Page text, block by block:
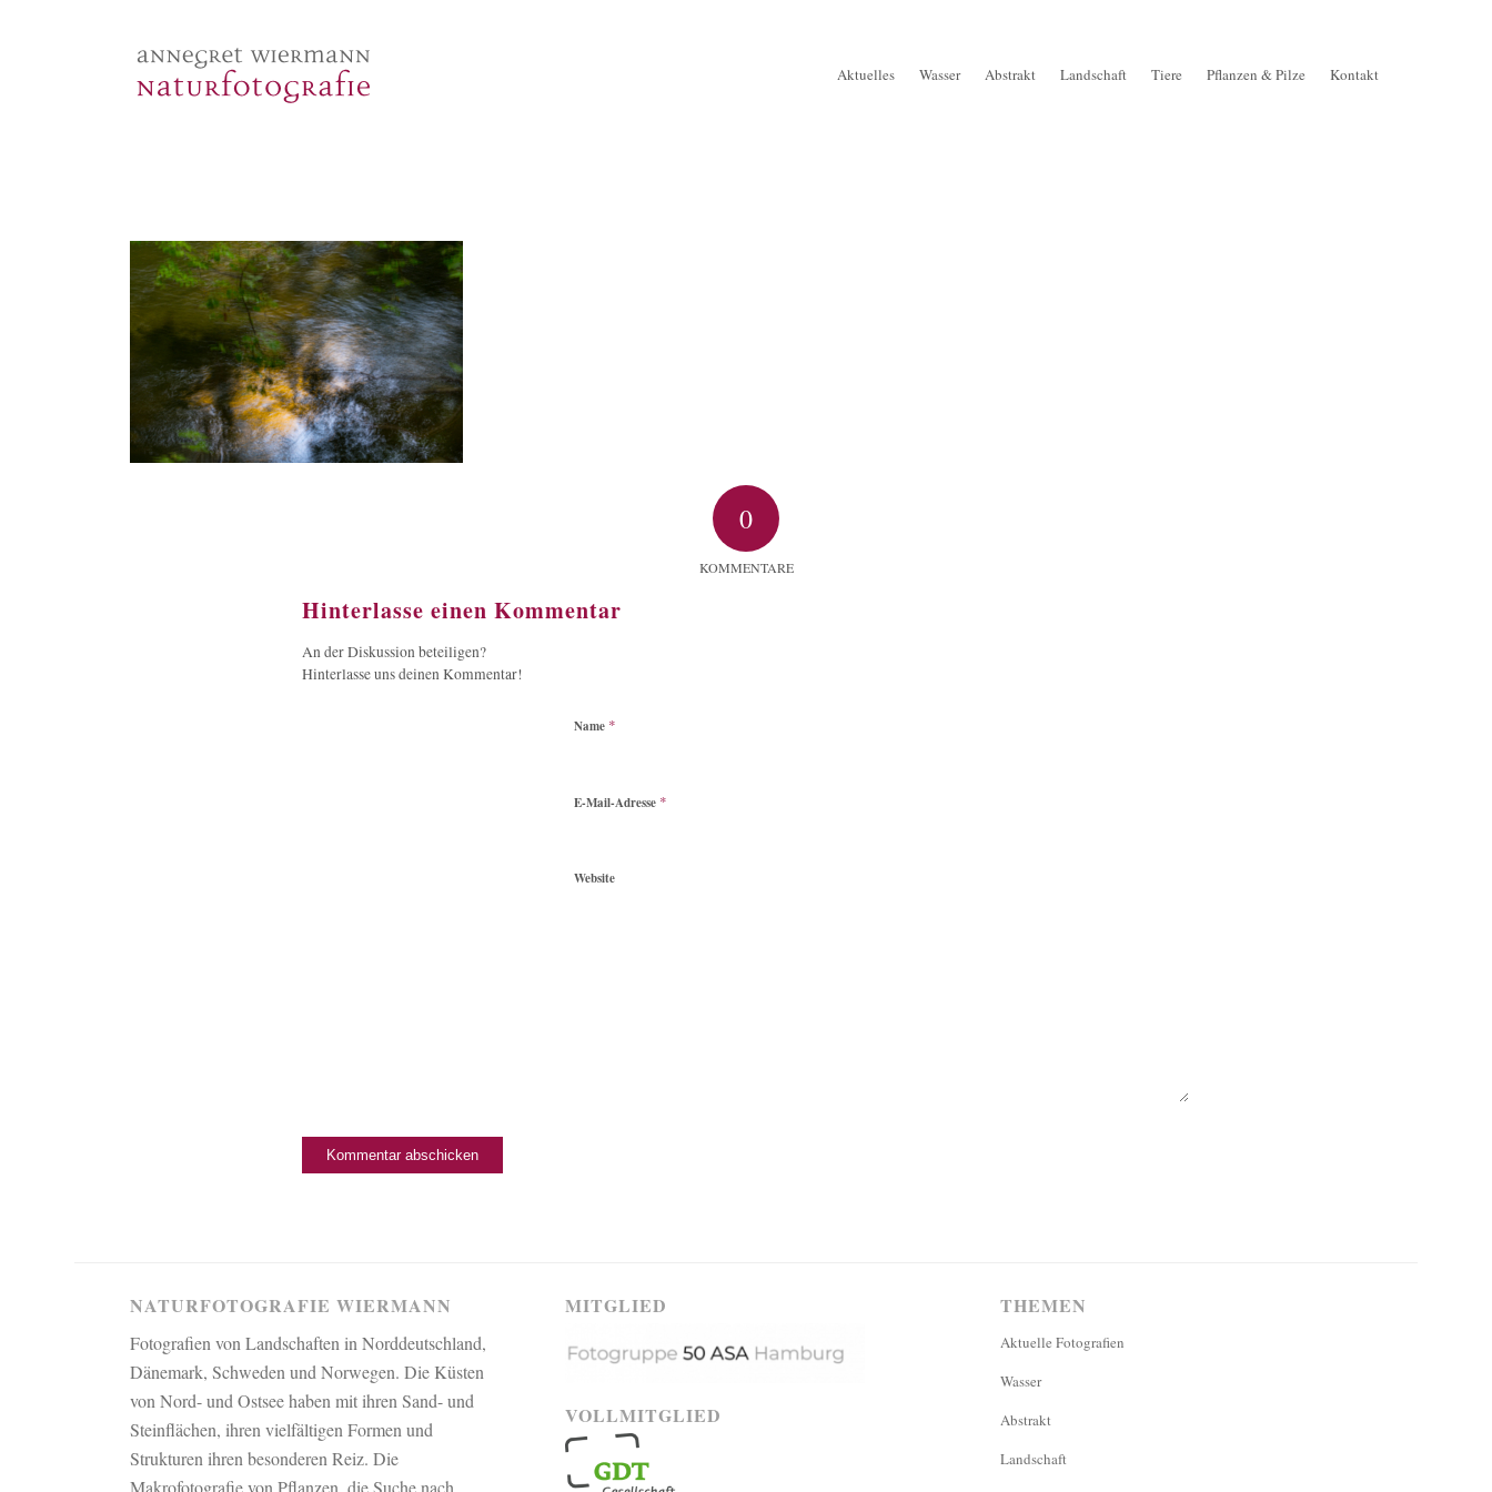
Aktuelles Wasser Abstrakt Landschaft Tiere Pflanzen & Pilze Kontakt
0
KOMMENTARE
Hinterlasse einen Kommentar
An der Diskussion beteiligen?
Hinterlasse uns deinen Kommentar!
Name *
E-Mail-Adresse *
Website
NATURFOTOGRAFIE WIERMANN
Fotografien von Landschaften in Norddeutschland,
Dänemark, Schweden und Norwegen. Die Küsten
von Nord- und Ostsee haben mit ihren Sand- und
Steinflächen, ihren vielfältigen Formen und
Strukturen ihren besonderen Reiz. Die
MITGLIED
VOLLMITGLIED
THEMEN
Aktuelle Fotografien
Wasser
Abstrakt
Landschaft